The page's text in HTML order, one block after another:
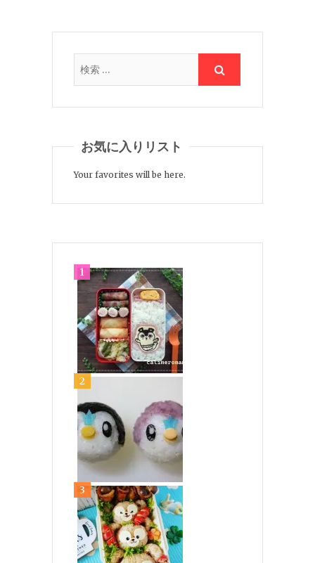
お気に入りリスト
Your favorites will be here.